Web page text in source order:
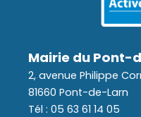
Mairie du Pont-
2, avenue Philippe
81660 Pont-de-Larn
Tél : 05 63 61 14 05